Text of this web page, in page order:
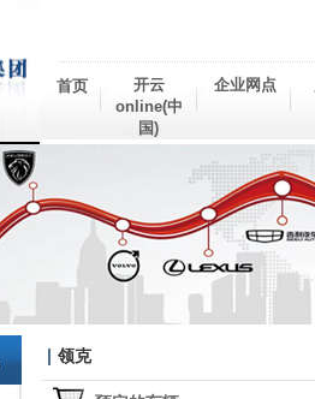
首页
开云
online(中
国)
企业网点
领克